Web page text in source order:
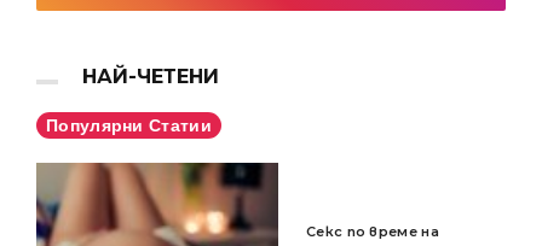
НАЙ-ЧЕТЕНИ
Популярни Статии
Секс по време на